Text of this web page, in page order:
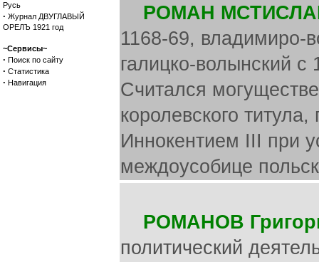
Русь
· Журнал ДВУГЛАВЫЙ
ОРЕЛЪ 1921 год
~Сервисы~
· Поиск по сайту
· Статистика
· Навигация
РОМАН
1168-69, владимиро-
галицко-волынский
Считался
королевского
Иннокентием III при
междоусобице
РОМАНОВ
политический